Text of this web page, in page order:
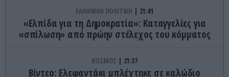
ΕΛΛΗΝΙΚΗ ΠΟΛΙΤΙΚΗ 21:41
«Ελπίδα για τη Δημοκρατία»: Καταγγελίες για
«σπίλωση» από πρώην στέλεχος του κόμματος
ΚΟΣΜΟΣ 21:37
Βίντεο: Ελεφαντάκι μπλέχτηκε σε καλώδιο